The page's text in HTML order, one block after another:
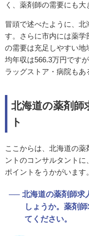
く、薬剤師の需要にも大
冒頭で述べたように、
す。さらに市内には薬
の需要は充足しやすい
均年収は566.3万円です
ラッグストア・病院もあ
北海道の薬剤師
ト
ここからは、北海道の
ントのコンサルタント
ポイントをうかがいます。
北海道の薬剤師求
しょうか。薬剤
てください。